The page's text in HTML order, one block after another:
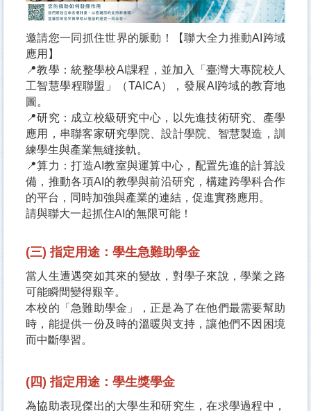
邀請您一同抓住世界的脈動！【聯大全力推動AI跨域
應用】
📍教學：統整學校AI課程，並加入「臺灣大專院校人
工智慧學程聯盟」（TAICA），發展AI跨域的教育地
圖。
📍研究：成立校級研究中心，以先進技術研究、產學
應用，串聯客家研究學院、設計學院、智慧製造，訓
練學生與產業無縫接軌。
📍算力：打造AI教室與運算中心，配置先進的計算設
備，推動各項AI的教學與前沿研究，構建跨學科合作
的平台，同時加強與產業的連結，促進實務應用。
請與聯大一起抓住AI的無限可能！
(三) 指定用途：學生急難助學金
當人生遭遇突如其來的變故，對學子來說，學業之路
可能瞬間變得艱辛。
本校的「急難助學金」，正是為了在他們最需要幫助
時，能提供一份及時的溫暖與支持，讓他們不因困境
而中斷學習。
(四) 指定用途：學生獎學金
為協助表現傑出的大學生和研究生，在求學過程中，